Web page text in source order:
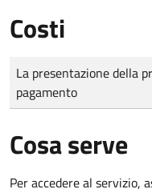
Costi
Tipo di pagamento
Importo
La presentazione della
pagamento
Cosa serve
Per accedere al servizio,